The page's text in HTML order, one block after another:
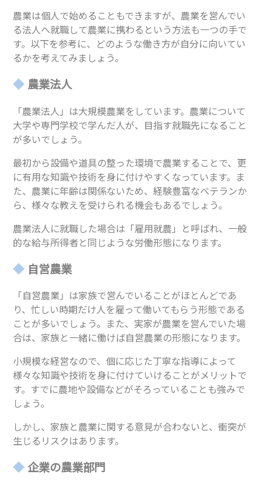
農業は個人で始めることもできますが、農業を営んでい
る法人へ就職して農業に携わるという方法も一つの手で
す。以下を参考に、どのような働き方が自分に向いてい
るかを考えてみましょう。
農業法人
「農業法人」は大規模農業をしています。農業について
大学や専門学校で学んだ人が、目指す就職先になること
が多いでしょう。
最初から設備や道具の整った環境で農業することで、更
に有用な知識や技術を身に付けやすくなっています。ま
た、農業に年齢は関係ないため、経験豊富なベテランか
ら、様々な教えを受けられる機会もあるでしょう。
農業法人に就職した場合は「雇用就農」と呼ばれ、一般
的な給与所得者と同じような労働形態になります。
自営農業
「自営農業」は家族で営んでいることがほとんどであ
り、忙しい時期だけ人を雇って働いてもらう形態である
ことが多いでしょう。また、実家が農業を営んでいた場
合は、家族と一緒に働けば自営農業の形態になります。
小規模な経営なので、個に応じた丁寧な指導によって
様々な知識や技術を身に付けていけることがメリットで
す。すでに農地や設備などがそろっていることも強みで
しょう。
しかし、家族と農業に関する意見が合わないと、衝突が
生じるリスクはあります。
企業の農業部門